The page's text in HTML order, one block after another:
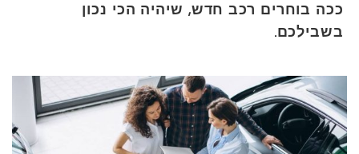
ככה בוחרים רכב חדש, שיהיה הכי נכון
בשבילכם.